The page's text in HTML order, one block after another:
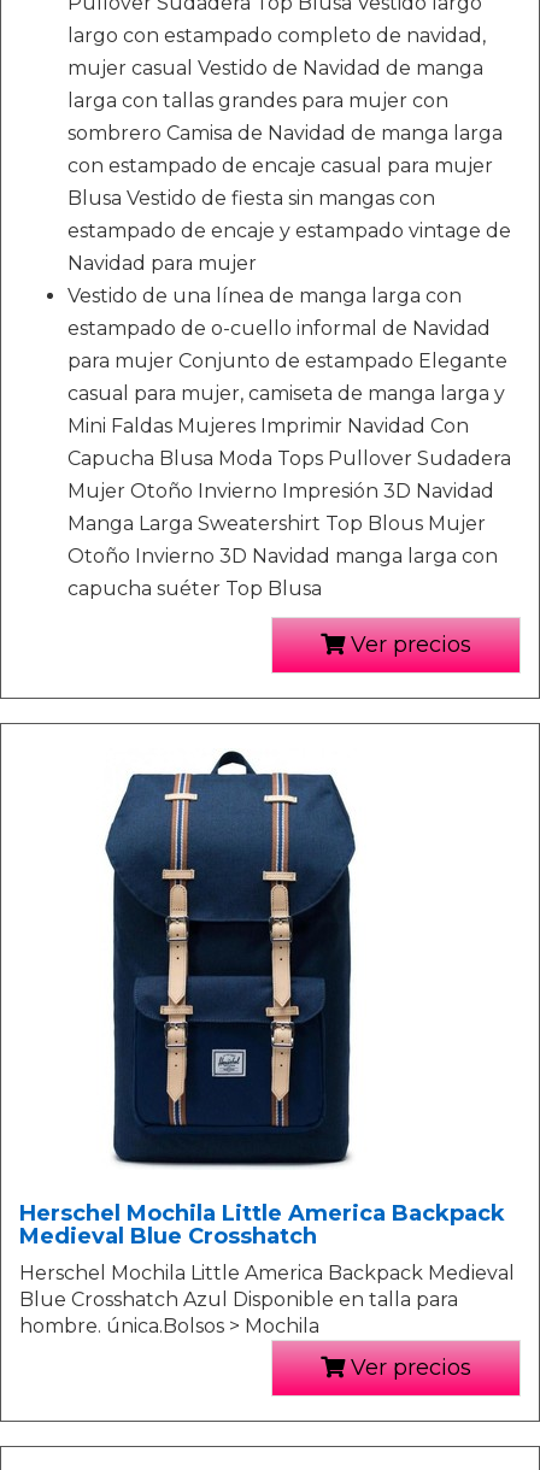
largo con estampado completo de navidad,
mujer casual Vestido de Navidad de manga
larga con tallas grandes para mujer con
sombrero Camisa de Navidad de manga larga
con estampado de encaje casual para mujer
Blusa Vestido de fiesta sin mangas con
estampado de encaje y estampado vintage de
Navidad para mujer
Vestido de una línea de manga larga con
estampado de o-cuello informal de Navidad
para mujer Conjunto de estampado Elegante
casual para mujer, camiseta de manga larga y
Mini Faldas Mujeres Imprimir Navidad Con
Capucha Blusa Moda Tops Pullover Sudadera
Mujer Otoño Invierno Impresión 3D Navidad
Manga Larga Sweatershirt Top Blous Mujer
Otoño Invierno 3D Navidad manga larga con
capucha suéter Top Blusa
Ver precios
Herschel Mochila Little America Backpack
Medieval Blue Crosshatch
Herschel Mochila Little America Backpack Medieval
Blue Crosshatch Azul Disponible en talla para
hombre. única.Bolsos > Mochila
Ver precios